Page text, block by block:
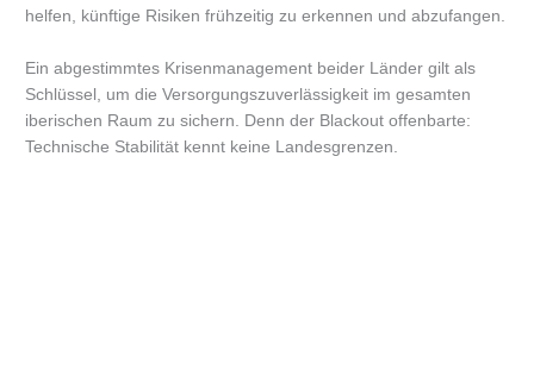
helfen, künftige Risiken frühzeitig zu erkennen und abzufangen.
Ein abgestimmtes Krisenmanagement beider Länder gilt als
Schlüssel, um die Versorgungszuverlässigkeit im gesamten
iberischen Raum zu sichern. Denn der Blackout offenbarte:
Technische Stabilität kennt keine Landesgrenzen.